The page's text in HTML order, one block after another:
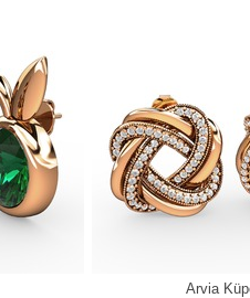
Arvia